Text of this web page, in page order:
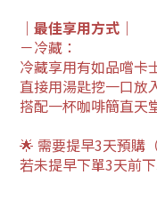
｜最佳享用方式｜
－冷藏：
冷藏享用有如品嚐卡
直接用湯匙挖一口放
搭配一杯咖啡簡直天
🌟 需要提早3天預購
若未提早下單3天前